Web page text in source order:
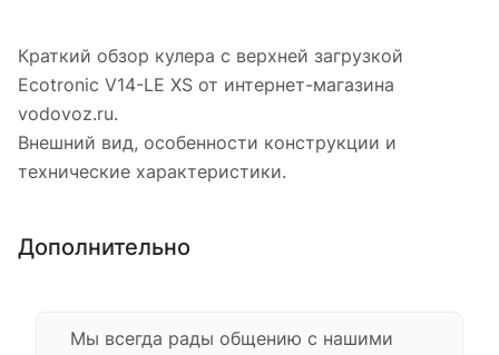
Краткий обзор кулера с верхней загрузкой
Ecotronic V14-LE XS от интернет-магазина
vodovoz.ru.
Внешний вид, особенности конструкции и
технические характеристики.
Дополнительно
Мы всегда рады общению с нашими